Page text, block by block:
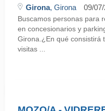
Girona, Girona 09/
Buscamos personas para
en concesionarios y
Girona.¿En qué consistirá
visitas ...